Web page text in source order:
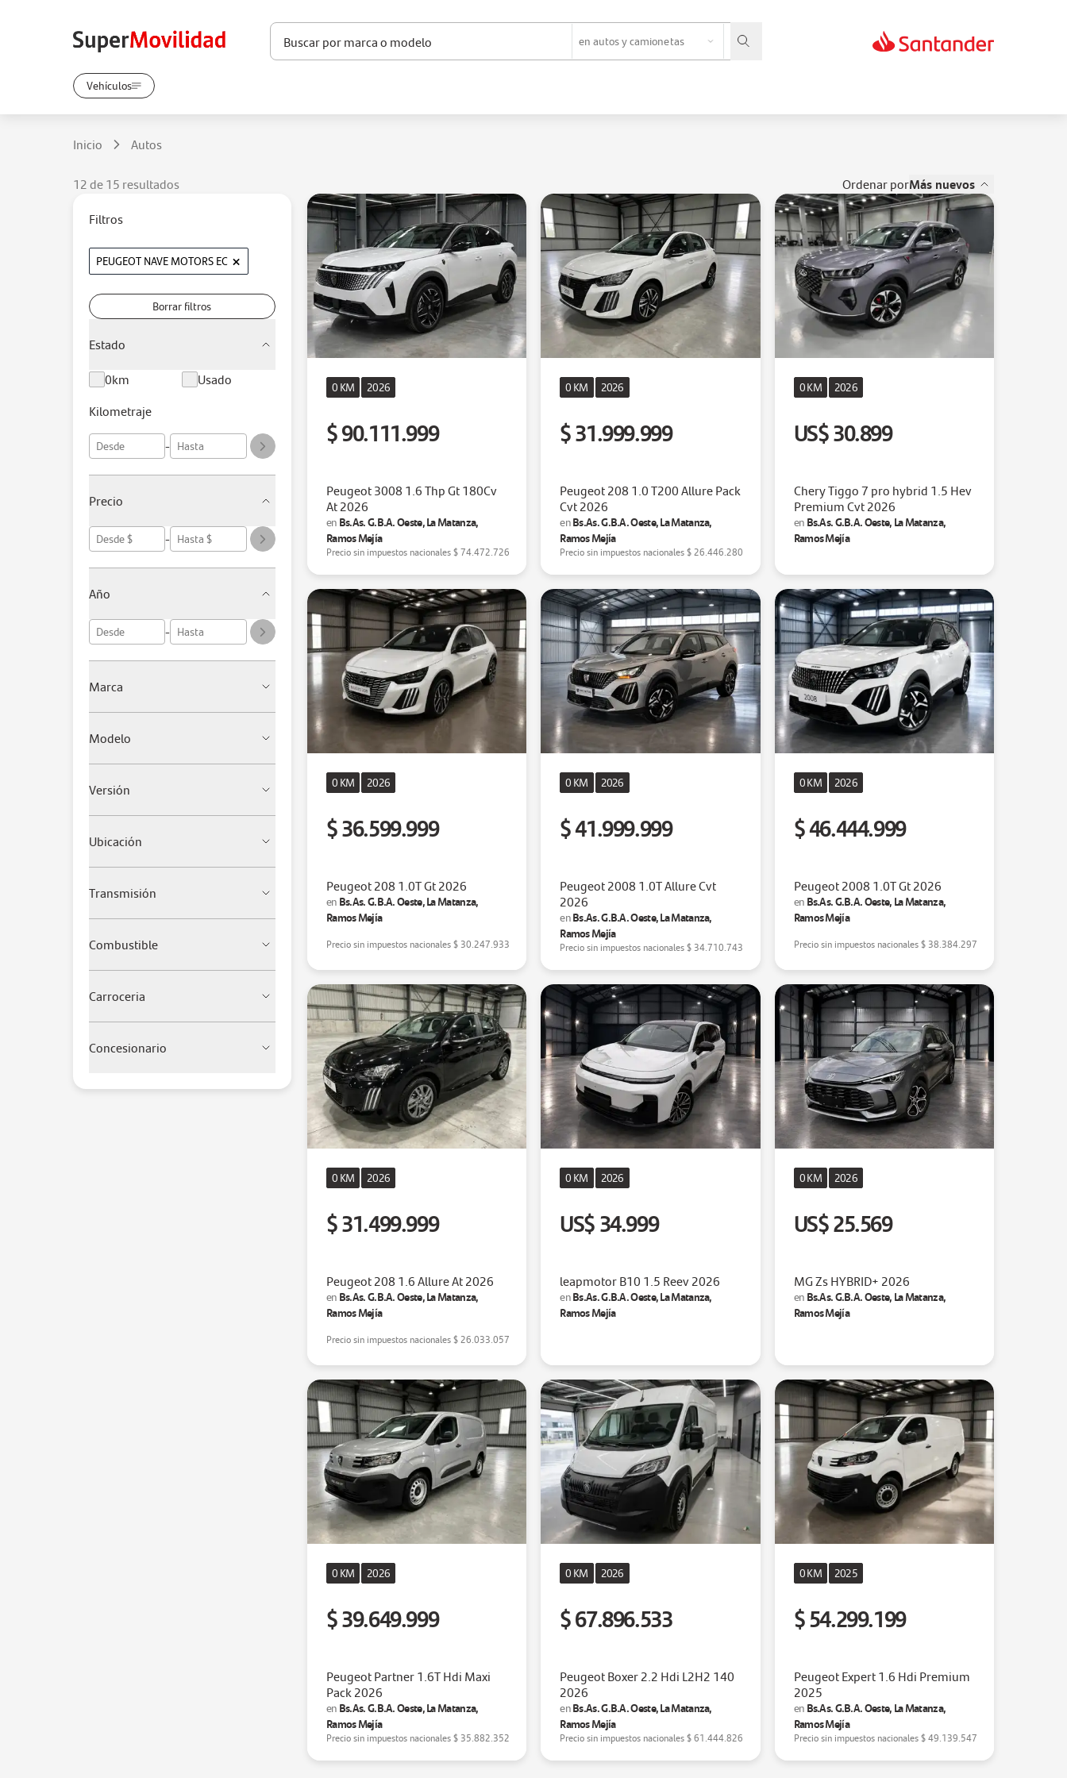
enautos y camionetas
Vehículos
Inicio Autos
12 de 15 resultados ordenar porMás nuevos
Filtros
PEUGEOT NAVE MOTORS EC ×
Borrar filtros
Estado
0km
Usado
Kilometraje
-
Precio
-
Año
-
Marca
Modelo
Versión
Ubicación
Transmisión
Combustible
Carroceria
Concesionario
0 KM 2026
$ 90.111.999
Peugeot 3008 1.6 Thp Gt 180Cv
At 2026
en Bs.As. G.B.A. Oeste, La Matanza,
Ramos Mejía
Precio sin impuestos nacionales$ 74.472.726
0 KM 2026
$ 31.999.999
Peugeot 208 1.0 T200 Allure Pack
Cvt 2026
enBs.As. G.B.A. Oeste, La Matanza,
Ramos Mejía
Precio sin impuestos nacionales$ 26.446.280
0 KM 2026
US$ 30.899
Chery Tiggo 7 pro hybrid 1.5 Hev
Premium Cvt 2026
en Bs.As. G.B.A. Oeste, La Matanza,
Ramos Mejía
0 KM 2026
$ 36.599.999
Peugeot 208 1.0T Gt 2026
en Bs.As. G.B.A. Oeste, La Matanza,
Ramos Mejía
Precio sin impuestos nacionales$ 30.247.933
0 KM 2026
$ 41.999.999
Peugeot 2008 1.0T Allure Cvt
2026
enBs.As. G.B.A. Oeste, La Matanza,
Ramos Mejía
Precio sin impuestos nacionales$ 34.710.743
0 KM 2026
$ 46.444.999
Peugeot 2008 1.0T Gt 2026
en Bs.As. G.B.A. Oeste, La Matanza,
Ramos Mejía
Precio sin impuestos nacionales$ 38.384.297
0 KM 2026
$ 31.499.999
Peugeot 208 1.6 Allure At 2026
en Bs.As. G.B.A. Oeste, La Matanza,
Ramos Mejía
Precio sin impuestos nacionales$ 26.033.057
0 KM 2026
US$ 34.999
leapmotor B10 1.5 Reev 2026
enBs.As. G.B.A. Oeste, La Matanza,
Ramos Mejía
0 KM 2026
US$ 25.569
MG Zs HYBRID+ 2026
en Bs.As. G.B.A. Oeste, La Matanza,
Ramos Mejía
0 KM 2026
$ 39.649.999
Peugeot Partner 1.6T Hdi Maxi
Pack 2026
en Bs.As. G.B.A. Oeste, La Matanza,
Ramos Mejía
Precio sin impuestos nacionales$ 35.882.352
0 KM 2026
$ 67.896.533
Peugeot Boxer 2.2 Hdi L2H2 140
2026
enBs.As. G.B.A. Oeste, La Matanza,
Ramos Mejía
Precio sin impuestos nacionales$ 61.444.826
0 KM 2025
$ 54.299.199
Peugeot Expert 1.6 Hdi Premium
2025
en Bs.As. G.B.A. Oeste, La Matanza,
Ramos Mejía
Precio sin impuestos nacionales$ 49.139.547